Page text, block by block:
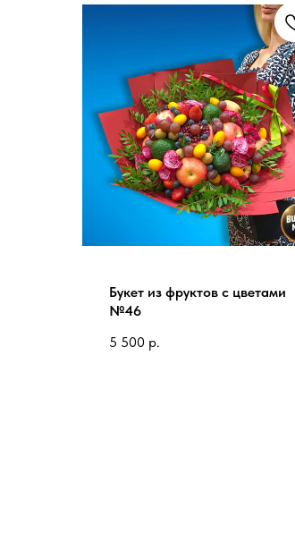
Букет из фруктов с цветами
№46
5 500 р.